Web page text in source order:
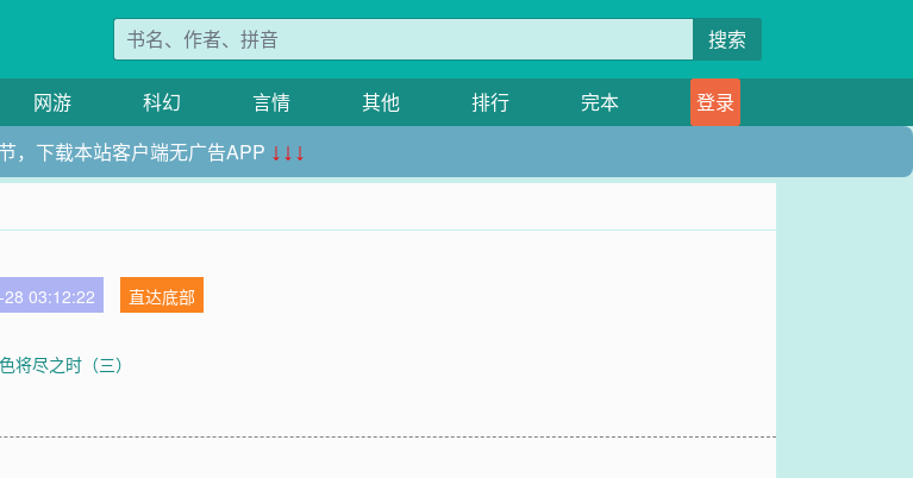
搜索
网游 科幻 言情 其他 排行 完本
登录
，下载本站客户端无广告APP ↓↓↓
03:12:22
直达底部
将尽之时（三）